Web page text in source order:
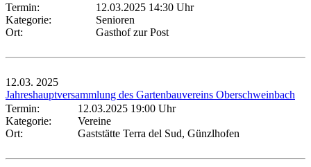
Termin:
12.03.2025 14:30 Uhr
Kategorie:
Senioren
Ort:
Gasthof zur Post
12.03. 2025
Jahreshauptversammlung des Gartenbauvereins Oberschweinbach
Termin:
12.03.2025 19:00 Uhr
Kategorie:
Vereine
Ort:
Gaststätte Terra del Sud, Günzlhofen